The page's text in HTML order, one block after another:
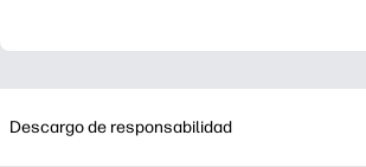
Descargo de responsabilidad